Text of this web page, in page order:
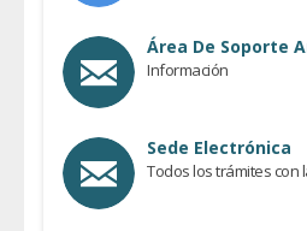
Área De Soporte
Información
Sede Electrónica
Todos los trámites con